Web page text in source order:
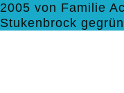
2005 von Familie
Stukenbrock